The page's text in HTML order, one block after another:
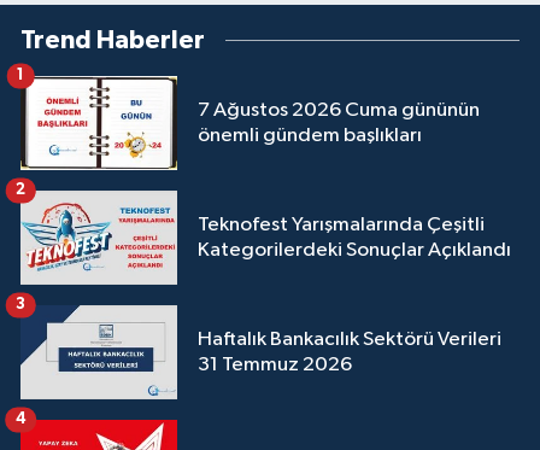
Trend Haberler
7 Ağustos 2026 Cuma gününün
önemli gündem başlıkları
1
Teknofest Yarışmalarında Çeşitli
Kategorilerdeki Sonuçlar Açıklandı
2
Haftalık Bankacılık Sektörü Verileri
31 Temmuz 2026
3
4